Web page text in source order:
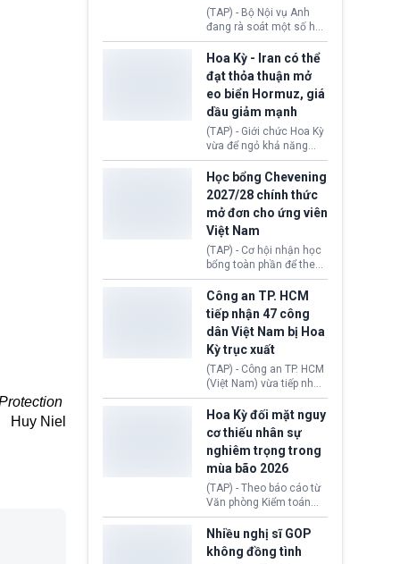
Huy Niel
định không đáp ứng tiêu
chuẩn sức khỏe chỉ vì
chi phí điều trị khi nộp hồ
(TAP) - Bộ Nội vụ Anh
đang rà soát một số hồ
sơ thuộc Chương trình
Định cư EU (EU
Settlement Scheme -
EUSS) sau khi xác định
có trường hợp được cấp
quy chế cư trú hậu
Brexit “do nhầm lẫn”.
Động thái này làm dấy
lên lo ngại về việc thực
thi Thỏa thuận Rút khỏi
Liên minh châu Âu
(Withdrawal
Agreement).
Hoa Kỳ - Iran có thể
đạt thỏa thuận mở
eo biển Hormuz, giá
dầu giảm mạnh
(TAP) - Giới chức Hoa Kỳ
vừa để ngỏ khả năng
sớm đạt thỏa thuận với
Iran nhằm mở lại eo biển
Hormuz, mở đường cho
việc khôi phục hoạt
động hàng hải. Những
tín hiệu ngoại giao tích
cực này lập tức tác động
đến thị trường năng
lượng, kéo giá dầu thế
giới lùi sâu xuống dưới
mức 80 USD/thùng.
Học bổng Chevening
2027/28 chính thức
mở đơn cho ứng viên
Việt Nam
(TAP) - Cơ hội nhận học
bổng toàn phần để theo
học chương trình thạc sĩ
tại Vương quốc Anh đã
chính thức quay trở lại.
Học bổng Chevening
2027/28 của Chính phủ
Anh vừa mở cổng ứng
tuyển dành riêng ứng
viên Việt Nam, hỗ trợ
toàn bộ chi phí học tập
cùng nhiều quyền lợi
trong suốt một năm
học.
Công an TP. HCM
tiếp nhận 47 công
dân Việt Nam bị Hoa
Kỳ trục xuất
(TAP) - Công an TP. HCM
(Việt Nam) vừa tiếp nhận
47 công dân Việt Nam bị
Hoa Kỳ trục xuất về
nước. Đây là đợt có số
lượng lớn nhất từ đầu
năm 2026 đến nay, phản
ánh xu hướng gia tăng
các trường hợp trục
xuất.
Hoa Kỳ đối mặt nguy
cơ thiếu nhân sự
nghiêm trọng trong
mùa bão 2026
(TAP) - Theo báo cáo từ
Văn phòng Kiểm toán
Chính phủ (GAO), Cơ
quan Quản lý Khẩn cấp
Liên bang (FEMA) thuộc
Bộ An ninh Nội địa Hoa
Nhiều nghị sĩ GOP
không đồng tình